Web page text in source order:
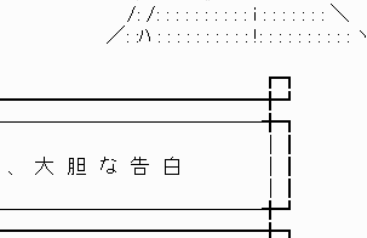
: i : : : : : : : ＼
: !: : : : : : : : : : ヽ
な 告 白 ｜┃